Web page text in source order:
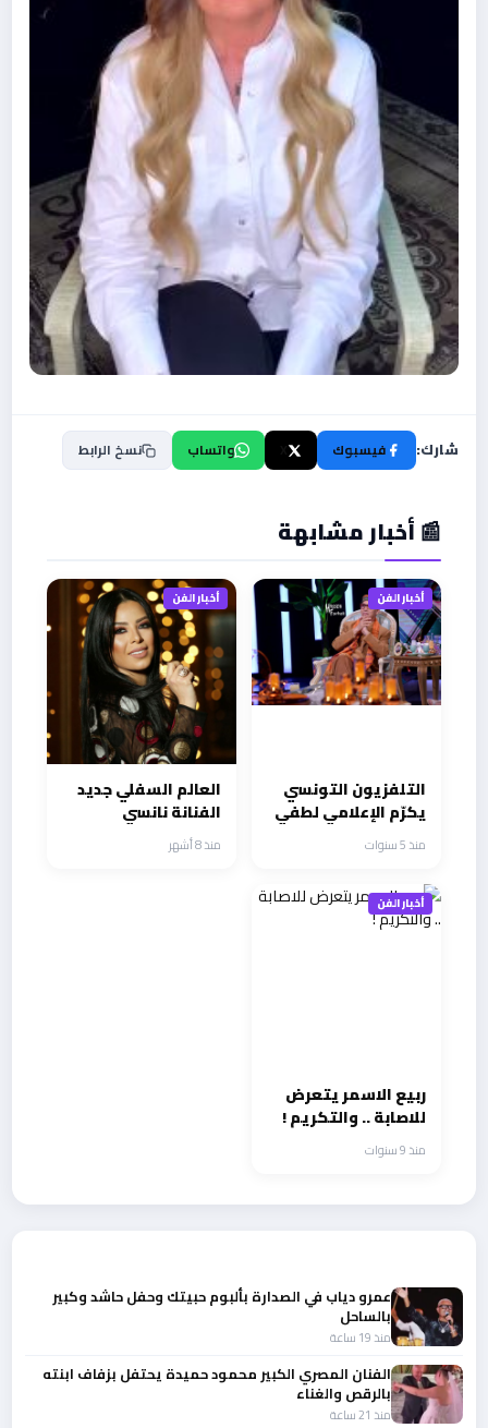
شارك: فيسبوك واتساب نسخ الرابط
📰 أخبار مشابهة
أخبار الفن
التلفزيون التونسي
يكرّم الإعلامي لطفي
البحري
منذ 5 سنوات
أخبار الفن
العالم السفلي جديد
الفنانة نانسي
زعبلاوي
منذ 8 أشهر
أخبار الفن
ربيع الاسمر يتعرض
للاصابة .. والتكريم !
منذ 9 سنوات
عمرو دياب في الصدارة بألبوم حبيتك وحفل حاشد وكبير
بالساحل
منذ 19 ساعة
الفنان المصري الكبير محمود حميدة يحتفل بزفاف ابنته
بالرقص والغناء
منذ 21 ساعة